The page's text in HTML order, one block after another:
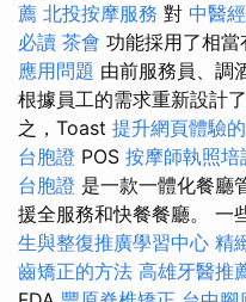
薦 北投按摩服務 對 中醫
必讀 茶會 功能採用了相當
應用問題 由前服務員、調
根據員工的需求重新設計
之，Toast 提升網頁體驗
台胞證 POS 按摩師執照培
台胞證 是一款一體化餐廳
援全服務和快餐餐廳。 一
生與整復推廣學習中心 精
齒矯正的方法 高雄牙醫推